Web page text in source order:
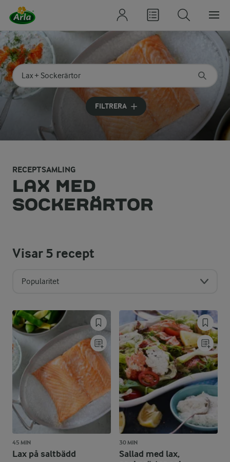
Sök på kategori eller ingrediens
Skriv in sökord för att få förslag
FILTRERA
RECEPTSAMLING
LAX MED
SOCKERÄRTOR
Visar5 recept
Popularitet
45 MIN
Lax på saltbädd
30 MIN
Sallad med lax,